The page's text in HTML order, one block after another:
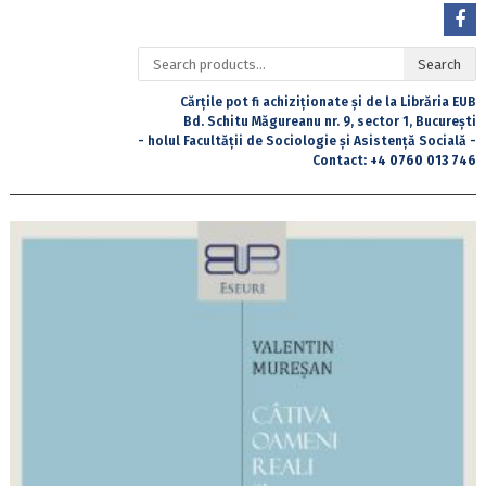
Search
for:
Search
Cărțile pot fi achiziționate și de la Librăria EUB
Bd. Schitu Măgureanu nr. 9, sector 1, București
- holul Facultății de Sociologie și Asistență Socială -
Contact: +4 0760 013 746